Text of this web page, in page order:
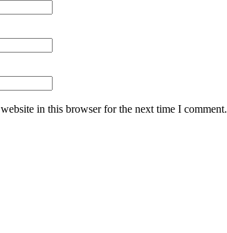
in this browser for the next time I comment.